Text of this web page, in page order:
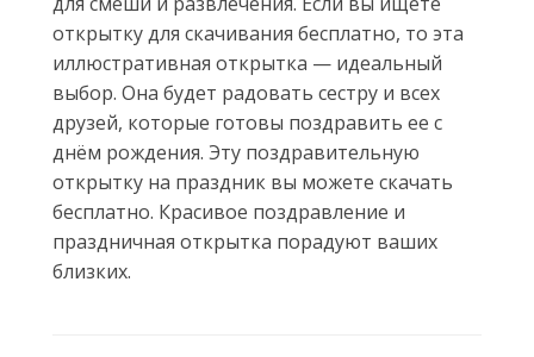
открытку для скачивания бесплатно, то эта
иллюстративная открытка — идеальный
выбор. Она будет радовать сестру и всех
друзей, которые готовы поздравить ее с
днём рождения. Эту поздравительную
открытку на праздник вы можете скачать
бесплатно. Красивое поздравление и
праздничная открытка порадуют ваших
близких.